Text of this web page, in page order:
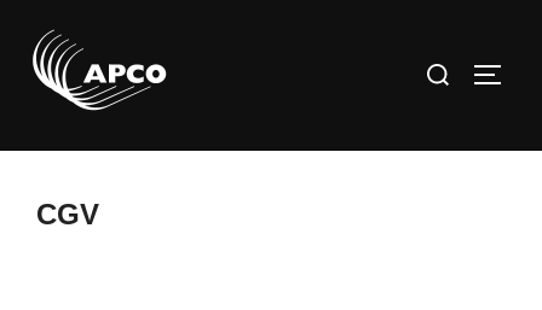
contenu
Rechercher :
CGV